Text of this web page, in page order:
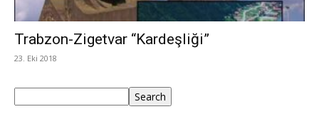
Trabzon-Zigetvar “Kardeşliği”
23. Eki 2018
Search